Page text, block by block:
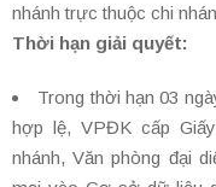
nhánh trực thuộc chi
Thời hạn giải quyết:
Trong thời hạn 03
hợp lệ, VPĐK cấp
nhánh, Văn phòng đại